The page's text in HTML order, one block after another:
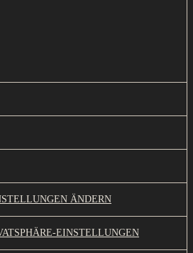
ÄNDERN
EINSTELLUNGEN